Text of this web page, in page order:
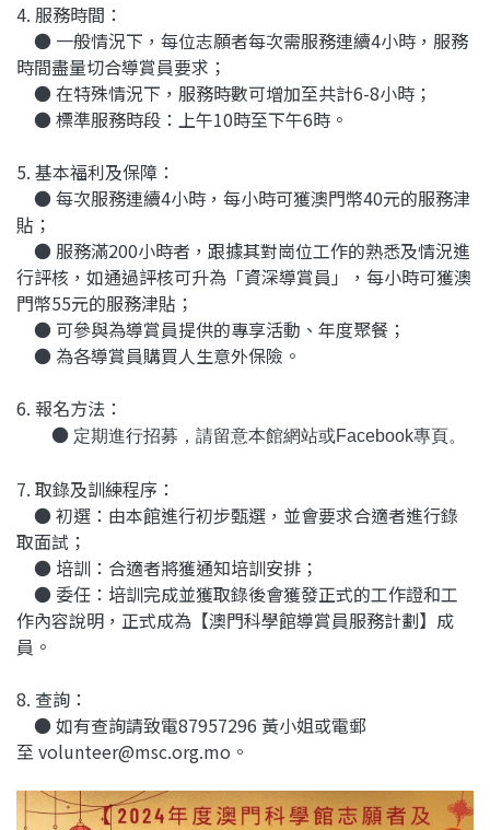
4. 服務時間：
● 一般情況下，每位志願者每次需服務連續4小時，服務
時間盡量切合導賞員要求；
● 在特殊情況下，服務時數可增加至共計6-8小時；
● 標準服務時段：上午10時至下午6時。
5. 基本福利及保障：
● 每次服務連續4小時，每小時可獲澳門幣40元的服務津
貼；
● 服務滿200小時者，跟據其對崗位工作的熟悉及情況進
行評核，如通過評核可升為「資深導賞員」，每小時可獲澳
門幣55元的服務津貼；
● 可參與為導賞員提供的專享活動、年度聚餐；
● 為各導賞員購買人生意外保險。
6. 報名方法：
● 定期進行招募，請留意本館網站或Facebook專頁。
7. 取錄及訓練程序：
● 初選：由本館進行初步甄選，並會要求合適者進行錄
取面試；
● 培訓：合適者將獲通知培訓安排；
● 委任：培訓完成並獲取錄後會獲發正式的工作證和工
作內容說明，正式成為【澳門科學館導賞員服務計劃】成
員。
8. 查詢：
● 如有查詢請致電87957296 黃小姐或電郵
至 volunteer@msc.org.mo。